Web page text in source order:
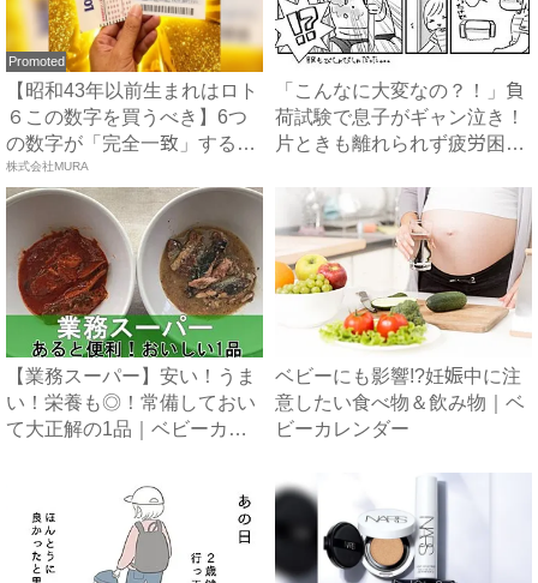
Promoted
【昭和43年以前生まれはロト
６この数字を買うべき】6つ
の数字が「完全一致」する
方...
株式会社MURA
「こんなに大変なの？！」負
荷試験で息子がギャン泣き！
片ときも離れられず疲労困ぱ
【業務スーパー】安い！うま
い！栄養も◎！常備しておい
て大正解の1品｜ベビーカレ
ベビーにも影響!?妊娠中に注
意したい食べ物＆飲み物｜ベ
ビーカレンダー